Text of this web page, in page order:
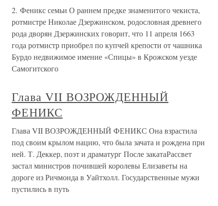
2. Феникс семьи О раннем предке знаменитого чекиста,
ротмистре Николае Дзержинском, родословная древнего
рода дворян Дзержинских говорит, что 11 апреля 1663
года ротмистр приобрел по купчей крепости от чашника
Бурдо недвижимое имение «Спицы» в Крожском уезде
Самогитского
Глава VII ВОЗРОЖДЕННЫЙ
ФЕНИКС
Глава VII ВОЗРОЖДЕННЫЙ ФЕНИКС Она взрастила
под своим крылом нацию, что была зачата и рождена при
ней. Т. Деккер, поэт и драматург После закатаРассвет
застал министров почившей королевы Елизаветы на
дороге из Ричмонда в Уайтхолл. Государственные мужи
пустились в путь